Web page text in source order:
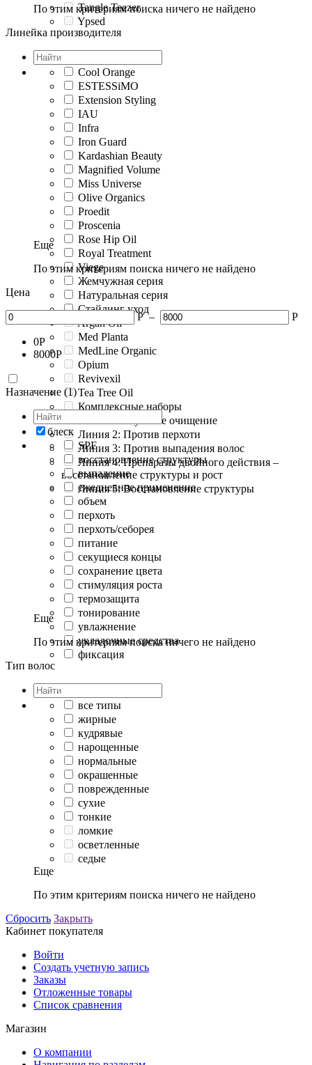
Tangle Teezer
Ypsed
По этим критериям поиска ничего не найдено
Линейка производителя
Cool Orange
ESTESSiMO
Extension Styling
IAU
Infra
Iron Guard
Kardashian Beauty
Magnified Volume
Miss Universe
Olive Organics
Proedit
Proscenia
Rose Hip Oil
Royal Treatment
Viege
Жемчужная серия
Натуральная серия
Стайлинг уход
Argan Oil
Med Planta
MedLine Organic
Opium
Revivexil
Tea Tree Oil
Комплексные наборы
Линия 1: Глубокое очищение
Линия 2: Против перхоти
Линия 3: Против выпадения волос
Линия 4: Препараты двойного действия –
восстановление структуры и рост
Линия 5: Восстановление структуры
Еще
По этим критериям поиска ничего не найдено
Цена
Р – Р
0Р
8000Р
Назначение (1)
блеск
SPF
восстановление структуры
выпадение
ежедневное применение
объем
перхоть
перхоть/себорея
питание
секущиеся концы
сохранение цвета
стимуляция роста
термозащита
тонирование
увлажнение
укладочные средства
фиксация
Еще
По этим критериям поиска ничего не найдено
Тип волос
все типы
жирные
кудрявые
нарощенные
нормальные
окрашенные
поврежденные
сухие
тонкие
ломкие
осветленные
седые
Еще
По этим критериям поиска ничего не найдено
Сбросить Закрыть
Кабинет покупателя
Войти
Создать учетную запись
Заказы
Отложенные товары
Список сравнения
Магазин
О компании